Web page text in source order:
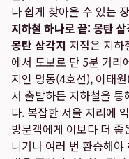
나 쉽게 찾아올 수 있는
지하철 하나로 끝: 몽탄
몽탄 삼각지 지점은 지하
에서 도보로 단 5분 거리
지인 명동(4호선), 이태
서 출발하든 지하철을
다. 복잡한 서울 지리에
방문객에게 이보다 더
니거나 여러 번 환승해